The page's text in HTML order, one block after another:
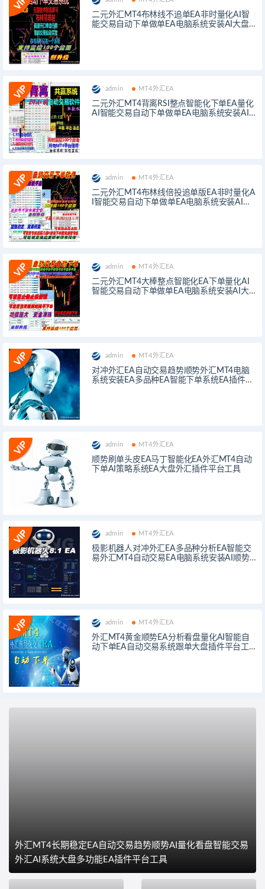
二元外汇MT4布林线不追单EA非时量化AI智
能交易自动下单做单EA电脑系统安装AI大盘
admin MT4外汇EA
二元外汇MT4背离RSI整点智能化下单EA量化
AI智能交易自动下单做单EA电脑系统安装AI
admin MT4外汇EA
二元外汇MT4布林线倍投追单版EA非时量化A
I智能交易自动下单做单EA电脑系统安装AI大
admin MT4外汇EA
二元外汇MT4大棒整点智能化EA下单量化AI
智能交易自动下单做单EA电脑系统安装AI大
admin MT4外汇EA
对冲外汇EA自动交易趋势顺势外汇MT4电脑
系统安装EA多品种EA智能下单系统EA插件工
admin MT4外汇EA
顺势刷单头皮EA马丁智能化EA外汇MT4自动
下单AI策略系统EA大盘外汇插件平台工具
admin MT4外汇EA
极影机器人对冲外汇EA多品种分析EA智能交
易外汇MT4自动交易EA电脑系统安装AI顺势
admin MT4外汇EA
外汇MT4黄金顺势EA分析看盘量化AI智能自
动下单EA自动交易系统跟单大盘插件平台工
外汇MT4长期稳定EA自动交易趋势顺势AI量化看盘智能交易
外汇AI系统大盘多功能EA插件平台工具